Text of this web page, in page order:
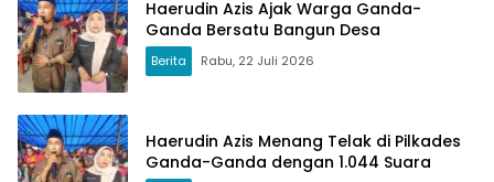
Haerudin Azis Ajak Warga Ganda-
Ganda Bersatu Bangun Desa
Berita Rabu, 22 Juli 2026
Haerudin Azis Menang Telak di Pilkades
Ganda-Ganda dengan 1.044 Suara